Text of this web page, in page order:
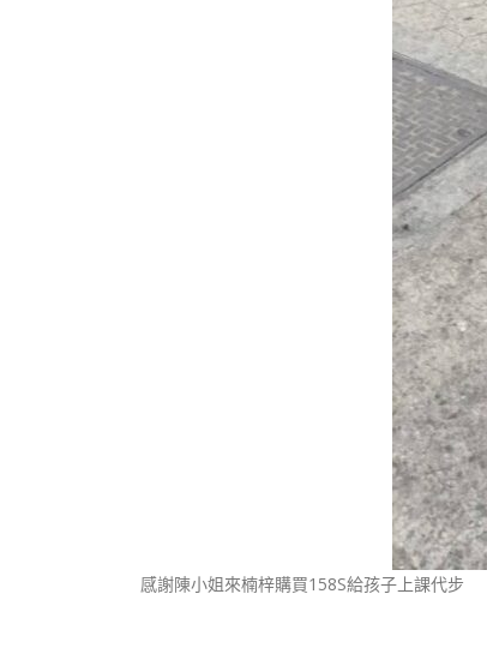
感謝陳小姐來楠梓購買158S給孩子上課代步